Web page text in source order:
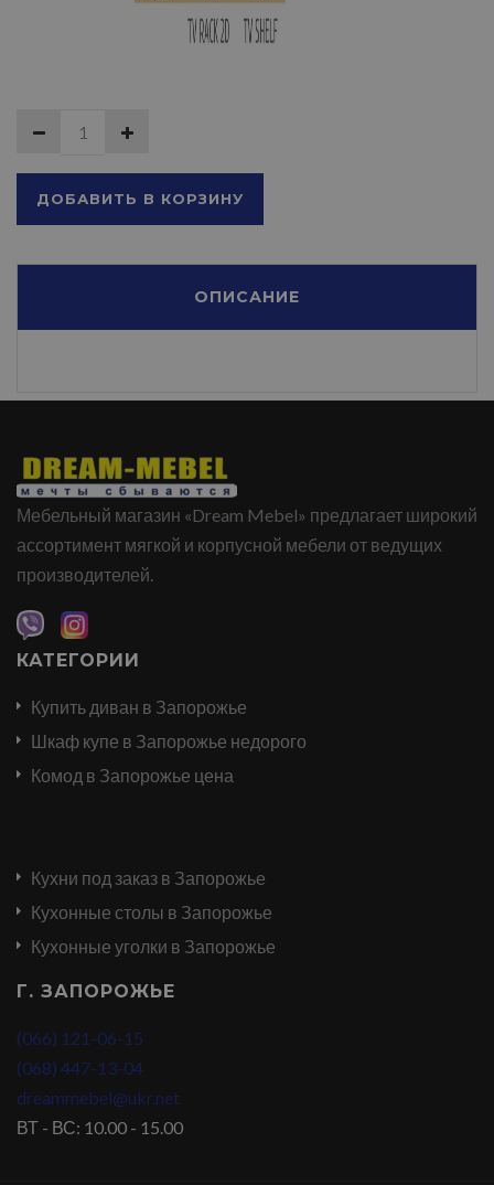
ДОБАВИТЬ В КОРЗИНУ
ОПИСАНИЕ
Мебельный магазин «Dream Mebel» предлагает широкий
ассортимент мягкой и корпусной мебели от ведущих
производителей.
КАТЕГОРИИ
Купить диван в Запорожье
Шкаф купе в Запорожье недорого
Комод в Запорожье цена
Кухни под заказ в Запорожье
Кухонные столы в Запорожье
Кухонные уголки в Запорожье
Г. ЗАПОРОЖЬЕ
(066) 121-06-15
(068) 447-13-04
dreammebel@ukr.net
ВТ - ВС: 10.00 - 15.00